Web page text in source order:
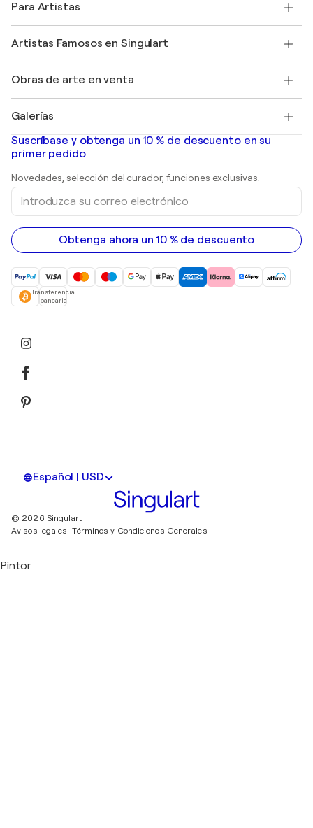
Ofrecer una tarjeta regalo
Unirse a nuestro programa comercial
Mi cuenta
Protección al comprador
+34 911 23 97 81
faq
Revista Singulart
Empleos
Descubre arte original seleccionado
Para Artistas
Inicie sesión como Artista
Artistas Famosos en Singulart
Marc Chagall
Banksy
Mr. Brainwash
Shepard Fairey
Obras de arte en venta
Pinturas abstractas en venta
pinturas de paisajes
Huellas dactilares
pinturas acrílicas
Galerías
Galerías de arte en España
Suscríbase y obtenga un 10 % de descuento en su
primer pedido
Novedades, selección del curador, funciones exclusivas.
Introduzca
correo
electrónico
Obtenga ahora un 10 % de descuento
Transferencia
bancaria
Español | USD
© 2026 Singulart
Avisos legales. Términos y Condiciones Generales
Pintor